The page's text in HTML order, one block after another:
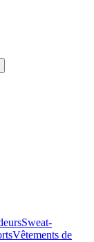
Sweat-
Vêtements de